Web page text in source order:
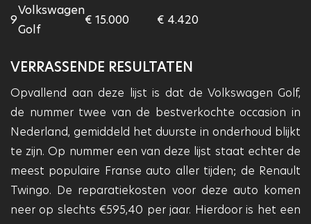
9
Volkswagen
Golf
€ 15.000 € 4.420
VERRASSENDE RESULTATEN
Opvallend aan deze lijst is dat de Volkswagen Golf,
de nummer twee van de bestverkochte occasion in
Nederland, gemiddeld het duurste in onderhoud blijkt
te zijn. Op nummer een van deze lijst staat echter de
meest populaire Franse auto aller tijden; de Renault
Twingo. De reparatiekosten voor deze auto komen
neer op slechts €595,40 per jaar. Hierdoor is het een